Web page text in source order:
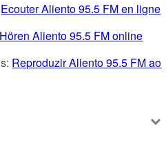
Ecouter Aliento 95.5 FM en ligne
Hören Aliento 95.5 FM online
Reproduzir Aliento 95.5 FM ao